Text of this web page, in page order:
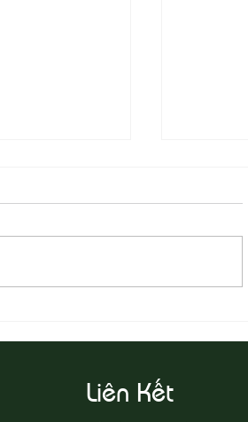
Liên Kết